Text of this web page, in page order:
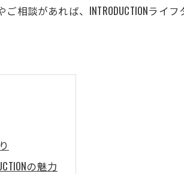
談があれば、INTRODUCTIONライ
の魅力